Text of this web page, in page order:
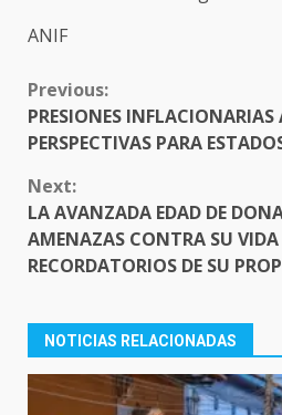
ANIF
CONTINUE
READING
Previous:
PRESIONES
PERSPECTIVAS PARA
Next:
LA AVANZADA EDAD DE
AMENAZAS CONTRA SU
RECORDATORIOS DE SU
NOTICIAS RELACIONADAS